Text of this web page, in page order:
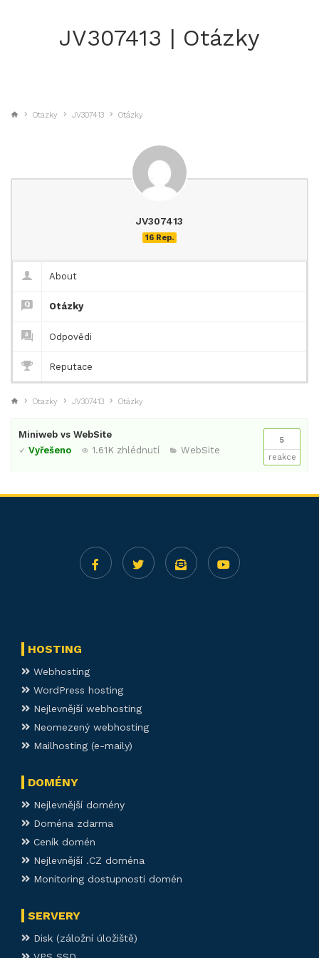
JV307413 | Otázky
Otazky JV307413 Otázky
JV307413
16 Rep.
About
Otázky
Odpovědi
Reputace
Otazky JV307413 Otázky
5
reakce
Miniweb vs WebSite
Vyřešeno
1.61K zhlédnutí WebSite
HOSTING
Webhosting
WordPress hosting
Nejlevnější webhosting
Neomezený webhosting
Mailhosting (e-maily)
DOMÉNY
Nejlevnější domény
Doména zdarma
Ceník domén
Nejlevnější .CZ doména
Monitoring dostupnosti domén
SERVERY
Disk (záložní úložiště)